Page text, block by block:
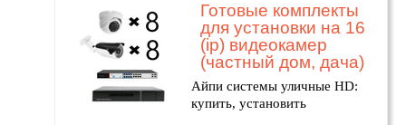
Готовые комплекты
для установки на 16
(ip) видеокамер
(частный дом, дача)
Айпи системы уличные HD:
купить, установить